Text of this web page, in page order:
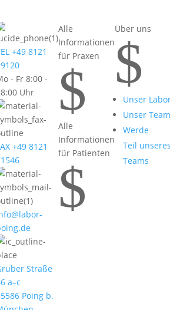
+49 8121
- Fr 8:00 -
Uhr
+49 8121
Straße
a–c
Poing b.
Alle
Informationen
für Praxen
$
Alle
Informationen
für Patienten
$
Über uns
$
Unser
Unser Team
Werde
Teil
Teams